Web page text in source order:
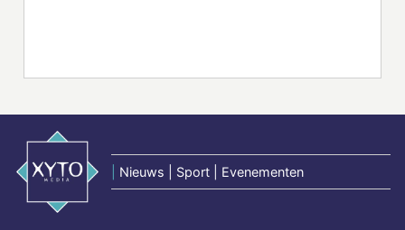
Nieuws | Sport | Evenementen